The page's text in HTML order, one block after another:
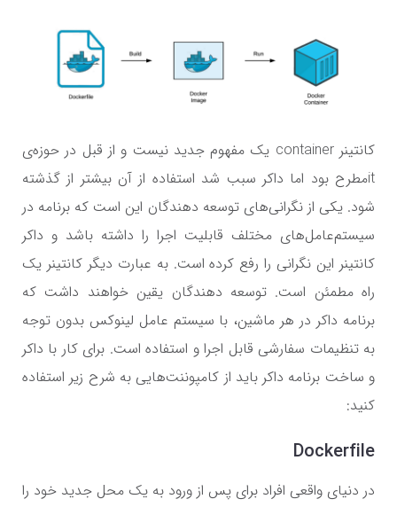
کانتینر container یک مفهوم جدید نیست و از قبل در حوزه‌ی
itمطرح بود اما داکر سبب شد استفاده از آن بیشتر از گذشته
شود. یکی از نگرانی‌های توسعه دهندگان این است که برنامه در
سیستم‌عامل‌های مختلف قابلیت اجرا را داشته باشد و داکر
کانتینر این نگرانی را رفع کرده است. به عبارت دیگر کانتینر یک
راه مطمئن است. توسعه دهندگان یقین خواهند داشت که
برنامه داکر در هر ماشین، با سیستم عامل لینوکس بدون توجه
به تنظیمات سفارشی قابل اجرا و استفاده است. برای کار با داکر
و ساخت برنامه داکر باید از کامپوننت‌هایی به شرح زیر استفاده
کنید:
Dockerfile
در دنیای واقعی افراد برای پس از ورود به یک محل جدید خود را